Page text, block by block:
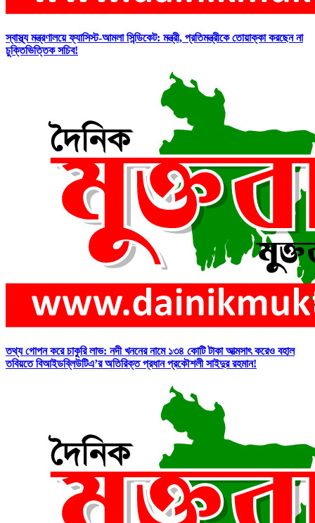
স্বাস্থ্য মন্ত্রণালয়ে ফ্যাসিস্ট-আমলা সিন্ডিকেট: মন্ত্রী, প্রতিমন্ত্রীকে তোয়াক্কা করছেন না
চুক্তিভিত্তিক সচিব!
তথ্য গোপন করে চাকুরি লাভ: নদী খননের নামে ১৩৪ কোটি টাকা আত্মসাৎ করেও বহাল
তবিয়তে বিআইডব্লিউটিএ’র অতিরিক্ত প্রধান প্রকৌশলী সাইদুর রহমান!